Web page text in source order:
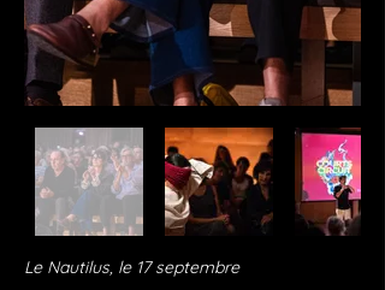
Le Nautilus, le 17 septembre